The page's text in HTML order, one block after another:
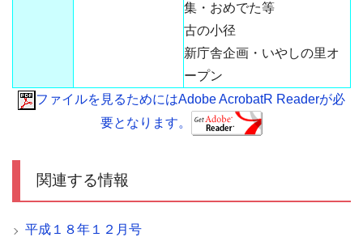
集・おめでた等
古の小径
新庁舎企画・いやしの里オ
ープン
ファイルを見るためにはAdobe AcrobatR Readerが必
要となります。
関連する情報
平成１８年１２月号